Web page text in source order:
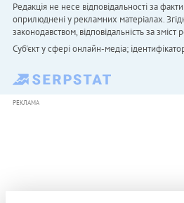
Редакція не несе відповідальності за
оприлюднені у рекламних матеріалах.
законодавством, відповідальність за
Cуб'єкт у сфері онлайн-медіа;
РЕКЛАМА